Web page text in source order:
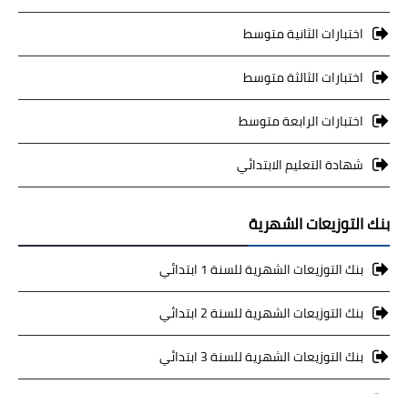
اختبارات الثانية متوسط
اختبارات الثالثة متوسط
اختبارات الرابعة متوسط
شهادة التعليم الابتدائي
بنك التوزيعات الشهرية
بنك التوزيعات الشهرية للسنة 1 ابتدائي
بنك التوزيعات الشهرية للسنة 2 ابتدائي
بنك التوزيعات الشهرية للسنة 3 ابتدائي